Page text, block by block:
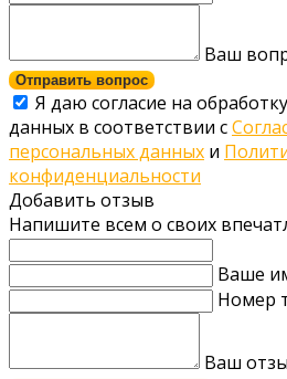
Ваш
Отправить вопрос
Я даю согласие на
данных в соответствии с
персональных данных и
конфиденциальности
Добавить отзыв
Напишите всем о своих
Ваше
Номер
Ваш